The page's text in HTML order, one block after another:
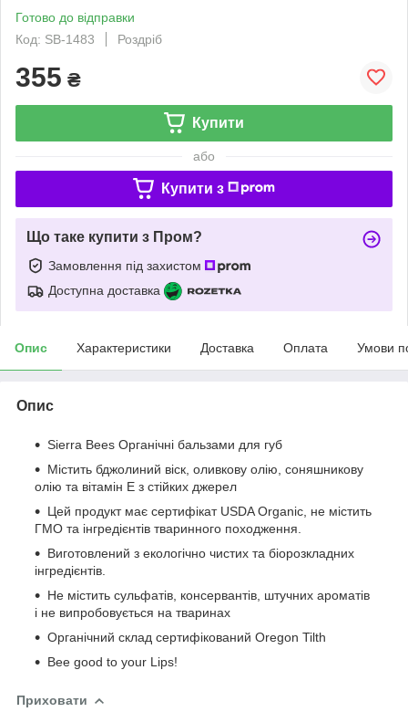
Готово до відправки
Код: SB-1483
Роздріб
355 ₴
Купити
або
Купити з
Що таке купити з Пром?
Замовлення під захистом
Доступна доставка
Опис Характеристики Доставка Оплата Умови
Опис
Sierra Bees Органічні бальзами для губ
Містить бджолиний віск, оливкову олію, соняшникову
олію та вітамін E з стійких джерел
Цей продукт має сертифікат USDA Organic, не містить
ГМО та інгредієнтів тваринного походження.
Виготовлений з екологічно чистих та біорозкладних
інгредієнтів.
Не містить сульфатів, консервантів, штучних ароматів
і не випробовується на тваринах
Органічний склад сертифікований Oregon Tilth
Bee good to your Lips!
Приховати